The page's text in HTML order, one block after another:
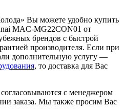
Вы можете удобно купить
MAC-MG22CON01 от
брендов с быстрой
производителя. Если при
дополнительную услугу —
, то доставка для Вас
с менеджером
заказа. Мы также просим Вас